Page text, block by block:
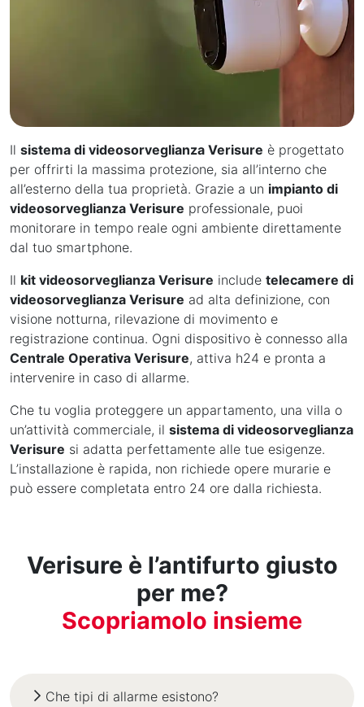
Il sistema di videosorveglianza Verisure è progettato
per offrirti la massima protezione, sia all’interno che
all’esterno della tua proprietà. Grazie a un impianto di
videosorveglianza Verisure professionale, puoi
monitorare in tempo reale ogni ambiente direttamente
dal tuo smartphone.
Il kit videosorveglianza Verisure include telecamere di
videosorveglianza Verisure ad alta definizione, con
visione notturna, rilevazione di movimento e
registrazione continua. Ogni dispositivo è connesso alla
Centrale Operativa Verisure, attiva h24 e pronta a
intervenire in caso di allarme.
Che tu voglia proteggere un appartamento, una villa o
un’attività commerciale, il sistema di videosorveglianza
Verisure si adatta perfettamente alle tue esigenze.
L’installazione è rapida, non richiede opere murarie e
può essere completata entro 24 ore dalla richiesta.
Verisure è l’antifurto giusto
per me?
Scopriamolo insieme
Che tipi di allarme esistono?